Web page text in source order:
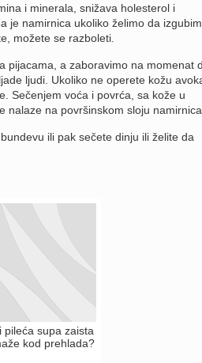
i minerala, snižava holesterol i
je namirnica ukoliko želimo da
možete se razboleti.
pijacama, a zaboravimo na momenat
ljudi. Ukoliko ne operete kožu
Sečenjem voća i povrća, sa kože u
na površinskom sloju namirnica.
ili pak sečete dinju ili želite da
pileća supa zaista
kod prehlada?